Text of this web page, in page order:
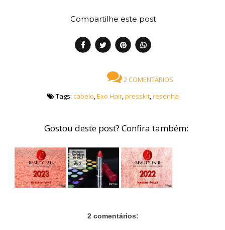
Compartilhe este post
2 COMENTÁRIOS
Tags: cabelo,Exo Hair,presskit,resenha
Gostou deste post? Confira também:
2 comentários: